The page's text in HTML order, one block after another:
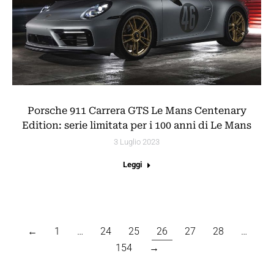
Porsche 911 Carrera GTS Le Mans Centenary
Edition: serie limitata per i 100 anni di Le Mans
3 Luglio 2023
Leggi
← 1 … 24 25 26 27 28
…
154
→